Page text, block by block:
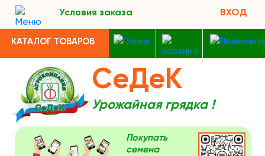
Условия заказа ВХОД
КАТАЛОГ ТОВАРОВ
СеДеК
Урожайная грядка !
Покупать
семена